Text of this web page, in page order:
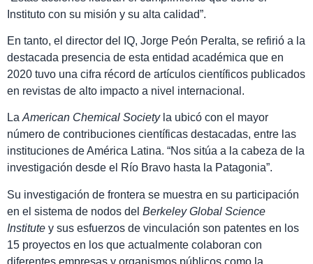
Instituto con su misión y su alta calidad”.
En tanto, el director del IQ, Jorge Peón Peralta, se refirió a la
destacada presencia de esta entidad académica que en
2020 tuvo una cifra récord de artículos científicos publicados
en revistas de alto impacto a nivel internacional.
La American Chemical Societyla ubicó con el mayor
número de contribuciones científicas destacadas, entre las
instituciones de América Latina. “Nos sitúa a la cabeza de la
investigación desde el Río Bravo hasta la Patagonia”.
Su investigación de frontera se muestra en su participación
en el sistema de nodos del Berkeley Global Science
Institute y sus esfuerzos de vinculación son patentes en los
15 proyectos en los que actualmente colaboran con
diferentes empresas y organismos públicos como la